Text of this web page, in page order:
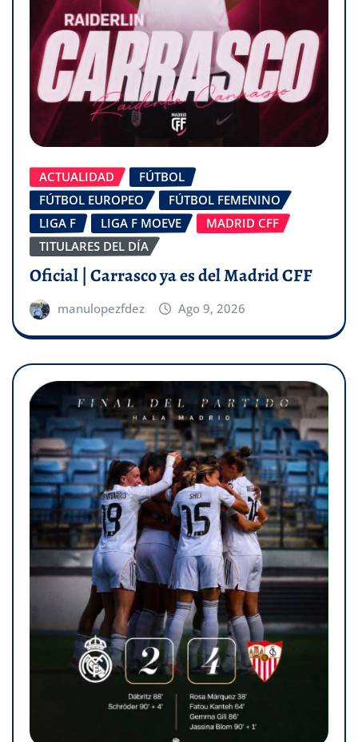
ACTUALIDAD
FÚTBOL
FÚTBOL EUROPEO
FÚTBOL FEMENINO
LIGA F
LIGA F MOEVE
MADRID CFF
TITULARES DEL DÍA
Oficial | Carrasco ya es del Madrid CFF
manulopezfdez Ago 9, 2026